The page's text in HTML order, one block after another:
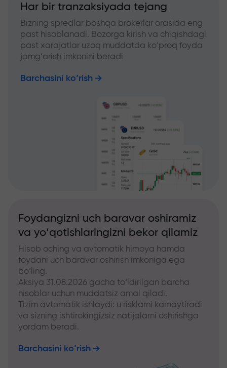
Har bir tranzaksiyada tejang
Bizning spredlar boshqa brokerlar orasida eng
past hisoblanadi. Bozorga kirish va chiqishdagi
past xarajatlar uzoq muddatda ko‘proq foyda
jamg‘arish imkonini beradi
Barchasini ko‘rish
Foydangizni uch baravar oshiramiz
va yo‘qotishlaringizni bekor qilamiz
Hisob oching va avtomatik himoya hamda
foydani uch baravar oshirish imkoniga ega
bo‘ling.
Aksiya 31.08.2026 gacha to‘ldirilgan barcha
hisoblar uchun muddatsiz amal qiladi.
Tizim avtomatik ishlaydi: u risklarni kamaytiradi
va sizning ishtirokingizsiz natijalarni oshirishga
yordam beradi.
Barchasini ko‘rish